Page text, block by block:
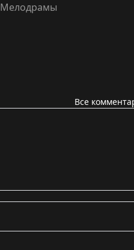
Мелодрамы
Все